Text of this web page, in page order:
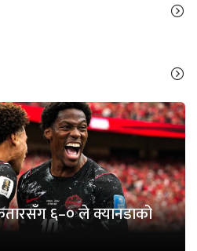
६–० ले क्यानडाको